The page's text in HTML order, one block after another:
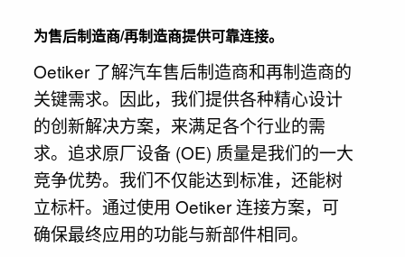
为售后制造商/再制造商提供可靠连接。
Oetiker 了解汽车售后制造商和再制造商的
关键需求。因此，我们提供各种精心设计
的创新解决方案，来满足各个行业的需
求。追求原厂设备 (OE) 质量是我们的一大
竞争优势。我们不仅能达到标准，还能树
立标杆。通过使用 Oetiker 连接方案，可
确保最终应用的功能与新部件相同。